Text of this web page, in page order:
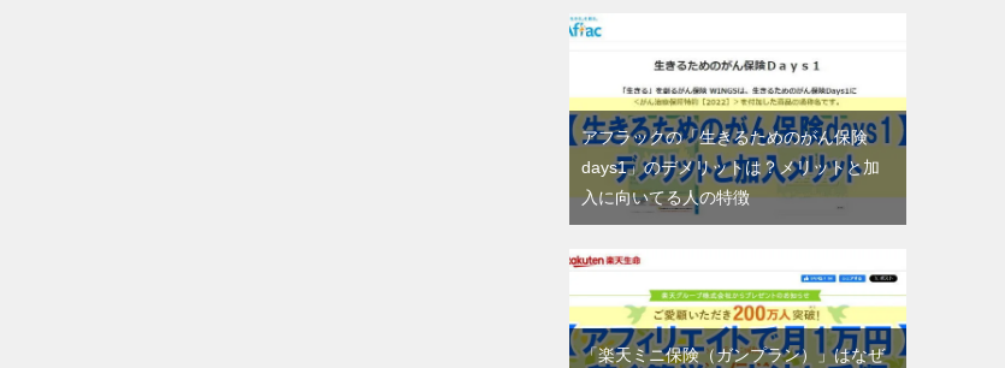
アフラックの「生きるためのがん保険
days1」のデメリットは？メリットと加
入に向いてる人の特徴
「楽天ミニ保険（ガンプラン）」はなぜ